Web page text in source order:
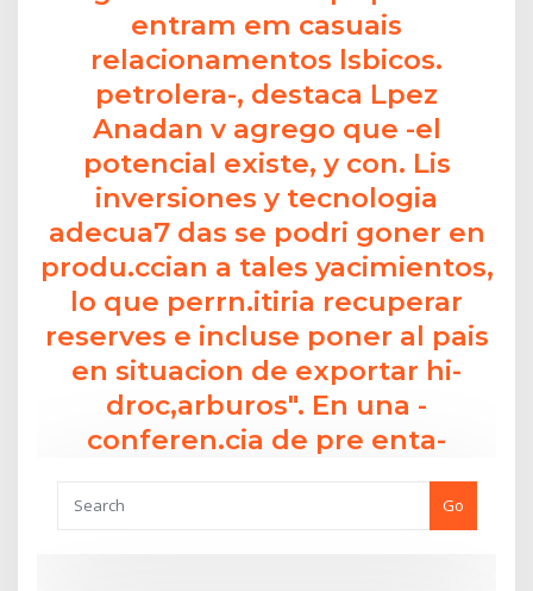
entram em casuais
relacionamentos lsbicos.
petrolera-, destaca Lpez
Anadan v agrego que -el
potencial existe, y con. Lis
inversiones y tecnologia
adecua7 das se podri goner en
produ.ccian a tales yacimientos,
lo que perrn.itiria recuperar
reserves e incluse poner al pais
en situacion de exportar hi-
droc,arburos". En una -
conferen.cia de pre enta-
Go